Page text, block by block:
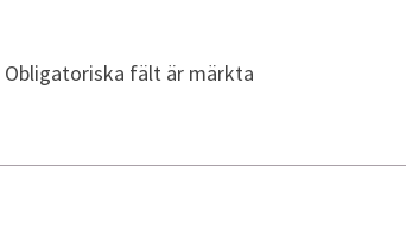
Obligatoriska fält är märkta